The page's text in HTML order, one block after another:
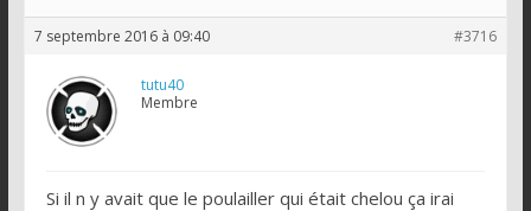
7 septembre 2016 à 09:40 #3716
tutu40
Membre
Si il n y avait que le poulailler qui était chelou ça irai